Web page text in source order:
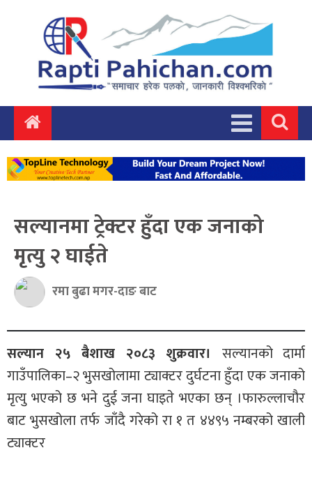
सल्यानमा ट्रेक्टर हुँदा एक जनाको
मृत्यु २ घाईते
रमा बुढा मगर-दाङ बाट
सल्यान २५ बैशाख २०८३ शुक्रवार। सल्यानको दार्मा
गाउँपालिका–२ भुसखोलामा ट्याक्टर दुर्घटना हुँदा एक जनाको
मृत्यु भएको छ भने दुई जना घाइते भएका छन् ।फारुल्लाचौर
बाट भुसखोला तर्फ जाँदै गरेको रा १ त ४४९५ नम्बरको खाली
ट्याक्टर